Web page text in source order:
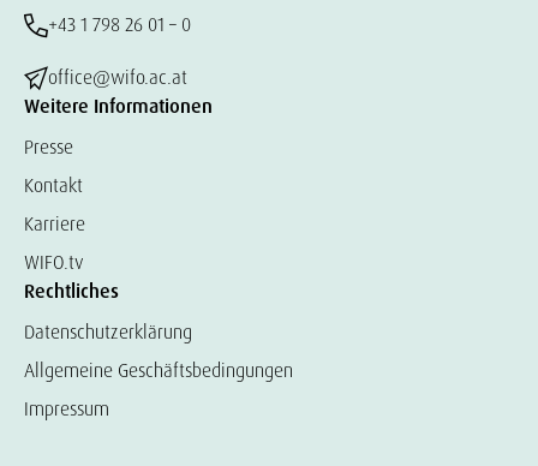
+43 1 798 26 01 – 0
office@wifo.ac.at
Weitere Informationen
Presse
Kontakt
Karriere
WIFO.tv
Rechtliches
Datenschutzerklärung
Allgemeine Geschäftsbedingungen
Impressum